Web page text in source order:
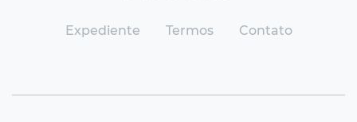
Expediente Termos Contato